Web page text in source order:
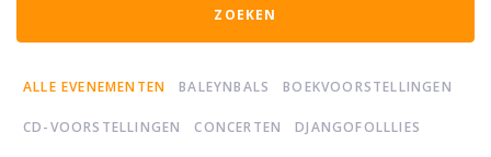
ALLE EVENEMENTEN BALEYNBALS BOEKVOORSTELLINGEN
CD-VOORSTELLINGEN CONCERTEN DJANGOFOLLLIES